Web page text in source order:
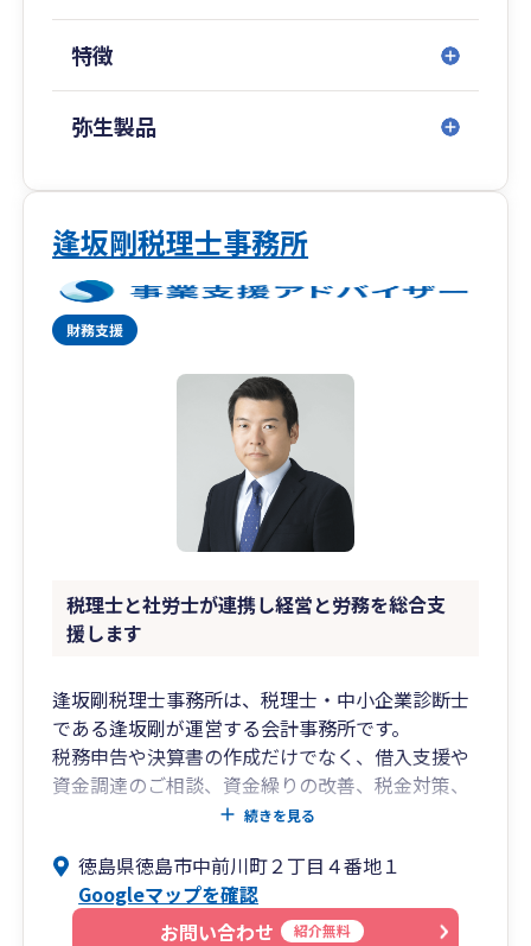
す。
特徴
弥生製品
逢坂剛税理士事務所
税理士と社労士が連携し経営と労務を総合支
援します
逢坂剛税理士事務所は、税理士・中小企業診断士
である逢坂剛が運営する会計事務所です。
税務申告や決算書の作成だけでなく、借入支援や
資金調達のご相談、資金繰りの改善、税金対策、
補助金申請、経営計画の作成など、会社の将来を
当事務所には社会保険労務士が在籍しており、税
務・会計と人事・労務を迅速に連携しながらご提
続きを見る
徳島県徳島市中前川町２丁目４番地１
Googleマップを確認
お問い合わせ
紹介無料